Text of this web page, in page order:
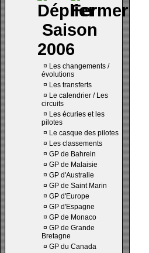
Saison
2006
¤ Les changements /
évolutions
¤ Les transferts
¤ Le calendrier / Les
circuits
¤ Les écuries et les
pilotes
¤ Le casque des pilotes
¤ Les classements
¤ GP de Bahrein
¤ GP de Malaisie
¤ GP d'Australie
¤ GP de Saint Marin
¤ GP d'Europe
¤ GP d'Espagne
¤ GP de Monaco
¤ GP de Grande
Bretagne
¤ GP du Canada